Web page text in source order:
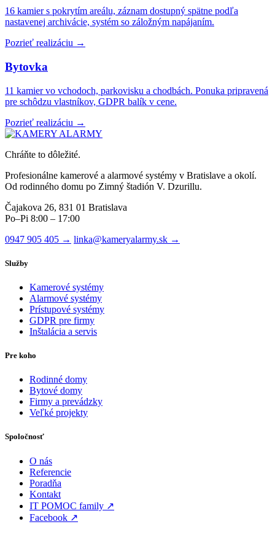
16 kamier s pokrytím areálu, záznam dostupný spätne podľa
nastavenej archivácie, systém so záložným napájaním.
Pozrieť realizáciu →
Bytovka
11 kamier vo vchodoch, parkovisku a chodbách. Ponuka pripravená
pre schôdzu vlastníkov, GDPR balík v cene.
Pozrieť realizáciu →
Chráňte to dôležité.
Profesionálne kamerové a alarmové systémy v Bratislave a okolí.
Od rodinného domu po Zimný štadión V. Dzurillu.
Čajakova 26, 831 01 Bratislava
Po–Pi 8:00 – 17:00
0947 905 405 → linka@kameryalarmy.sk →
Služby
Kamerové systémy
Alarmové systémy
Prístupové systémy
GDPR pre firmy
Inštalácia a servis
Pre koho
Rodinné domy
Bytové domy
Firmy a prevádzky
Veľké projekty
Spoločnosť
O nás
Referencie
Poradňa
Kontakt
IT POMOC family ↗
Facebook ↗